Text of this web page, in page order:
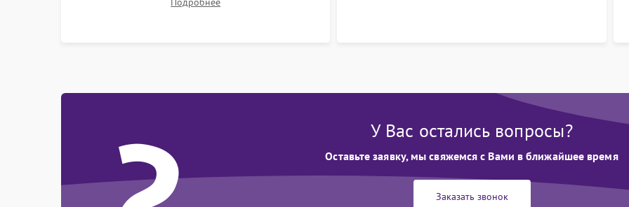
У Вас остались вопросы?
Оставьте заявку, мы свяжемся с Вами в ближайшее время
Заказать звонок